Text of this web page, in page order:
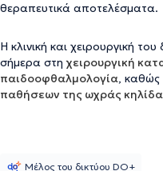
θεραπευτικά αποτελέσματα.
Η κλινική και χειρουργική
σήμερα στηχειρουργική
παιδοοφθαλμολογία, καθώς
παθήσεων της ωχράς
Μέλος του δικτύου DO+